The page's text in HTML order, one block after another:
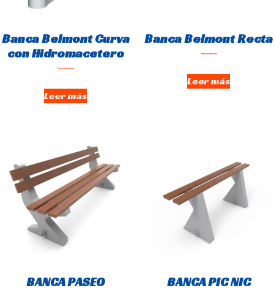
Banca Belmont Curva
con Hidromacetero
Hay existencias
Leer más
Banca Belmont Recta
Hay existencias
Leer más
BANCA PASEO BANCA PIC NIC